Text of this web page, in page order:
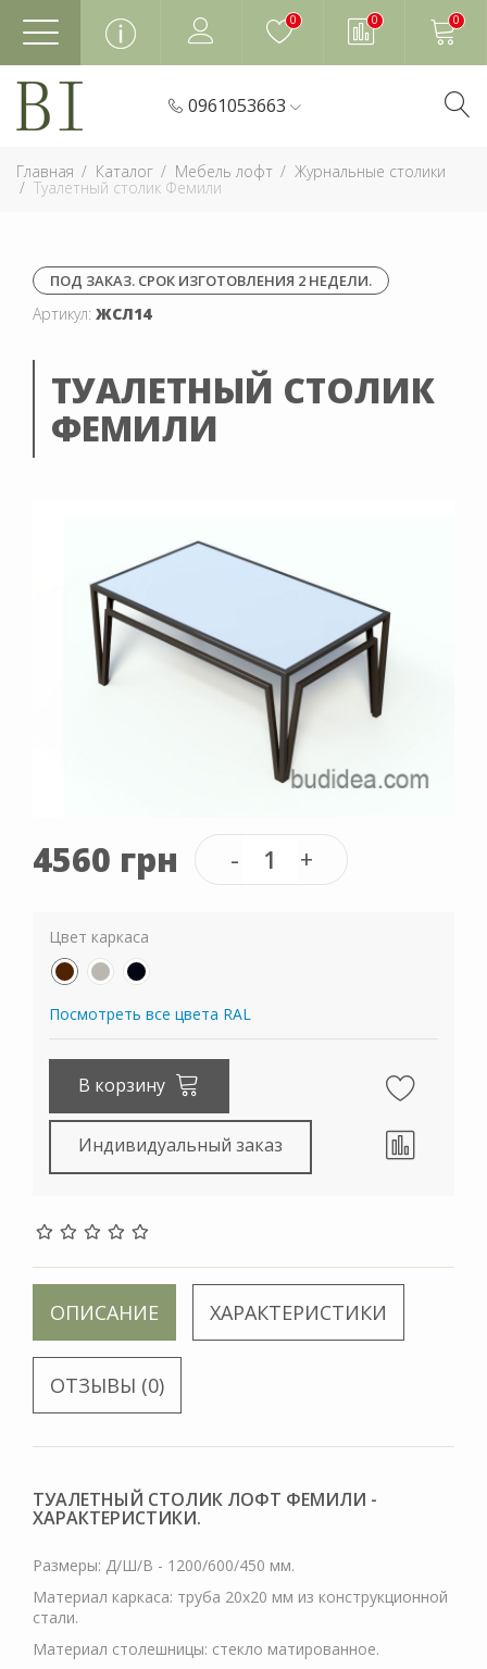
0 0 0
0961053663
Главная Каталог Мебель лофт Журнальные столики
Туалетный столик Фемили
ПОД ЗАКАЗ. СРОК ИЗГОТОВЛЕНИЯ 2 НЕДЕЛИ.
Артикул: ЖСЛ14
ТУАЛЕТНЫЙ СТОЛИК
ФЕМИЛИ
4560 грн
Цвет каркаса
Посмотреть все цвета RAL
В корзину
Индивидуальный заказ
ОПИСАНИЕ ХАРАКТЕРИСТИКИ
ОТЗЫВЫ (0)
ТУАЛЕТНЫЙ СТОЛИК ЛОФТ ФЕМИЛИ -
ХАРАКТЕРИСТИКИ.
Размеры: Д/Ш/В - 1200/600/450 мм.
Материал каркаса: труба 20х20 мм из конструкционной
стали.
Материал столешницы: стекло матированное.